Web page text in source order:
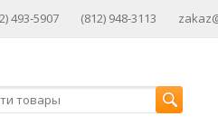
493-5907 (812) 948-3113